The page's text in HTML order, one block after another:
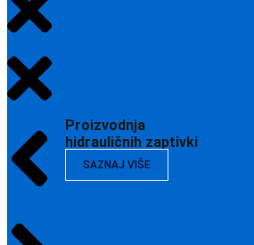
Proizvodnja
hidrauličnih zaptivki
SAZNAJ VIŠE